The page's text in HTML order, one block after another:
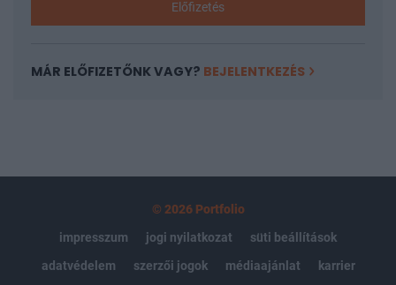
Előfizetés
MÁR ELŐFIZETŐNK VAGY? BEJELENTKEZÉS
© 2026 Portfolio
impresszum
jogi nyilatkozat
süti beállítások
adatvédelem
szerzői jogok médiaajánlat
karrier